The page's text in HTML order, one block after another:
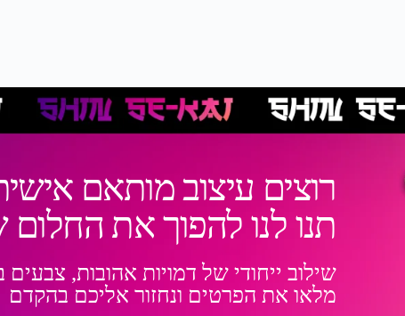
רוצים עיצוב מותאם
תנו לנו להפוך את
שילוב ייחודי של דמויות אהובות, צבעים
מלאו את הפרטים ונחזור אליכם בהקדם